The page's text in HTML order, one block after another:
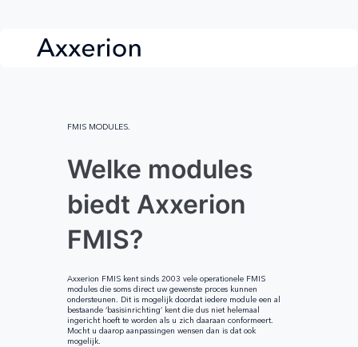
FMIS MODULES.
Welke modules
biedt Axxerion
FMIS?
Axxerion FMIS kent sinds 2003 vele operationele FMIS
modules die soms direct uw gewenste proces kunnen
ondersteunen. Dit is mogelijk doordat iedere module een al
bestaande ‘basisinrichting’ kent die dus niet helemaal
ingericht hoeft te worden als u zich daaraan conformeert.
Mocht u daarop aanpassingen wensen dan is dat ook
mogelijk.